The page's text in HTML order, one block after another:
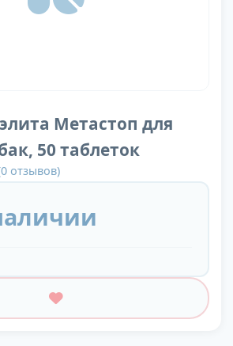
Метастоп для
50 таблеток
0 отзывов)